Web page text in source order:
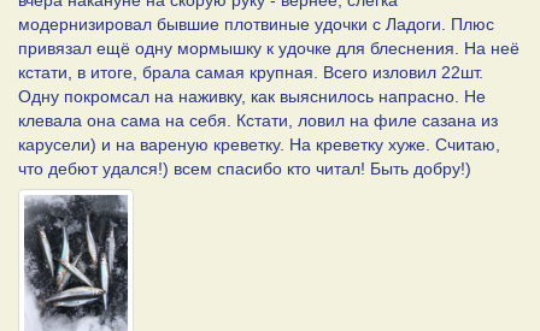
модернизировал бывшие плотвиные удочки с Ладоги. Плюс
привязал ещё одну мормышку к удочке для блеснения. На неё
кстати, в итоге, брала самая крупная. Всего изловил 22шт.
Одну покромсал на наживку, как выяснилось напрасно. Не
клевала она сама на себя. Кстати, ловил на филе сазана из
карусели) и на вареную креветку. На креветку хуже. Считаю,
что дебют удался!) всем спасибо кто читал! Быть добру!)